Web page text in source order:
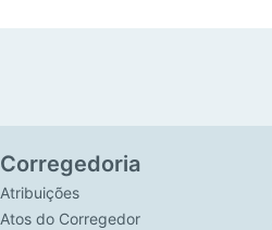
Corregedoria
Atribuições
Atos do Corregedor